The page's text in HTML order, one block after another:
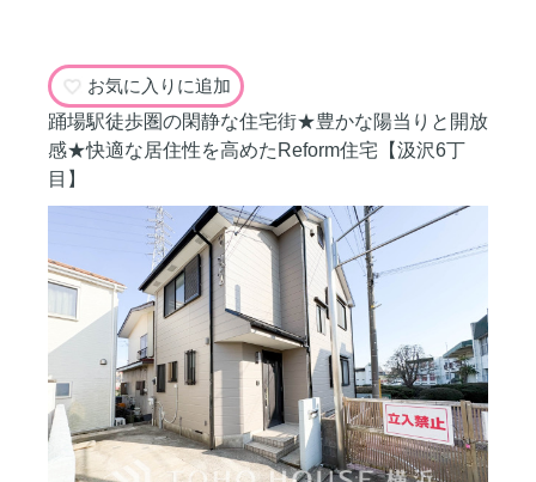
お気に入りに追加
踊場駅徒歩圏の閑静な住宅街★豊かな陽当りと開放
感★快適な居住性を高めたReform住宅【汲沢6丁
目】